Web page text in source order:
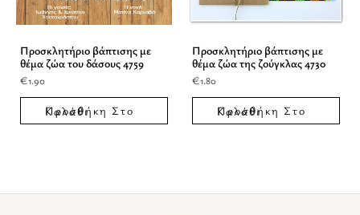
Προσκλητήριο βάπτισης με
θέμα ζώα του δάσους 4759
€1.90
Προσθήκη Στο Καλάθι
Προσκλητήριο βάπτισης με
θέμα ζώα της ζούγκλας 4730
€1.80
Προσθήκη Στο Καλάθι